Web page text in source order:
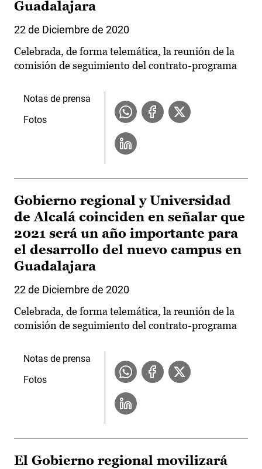
Guadalajara
22 de Diciembre de 2020
Celebrada, de forma telemática, la reunión de la
comisión de seguimiento del contrato-programa
Notas de prensa
Fotos
Gobierno regional y Universidad
de Alcalá coinciden en señalar que
2021 será un año importante para
el desarrollo del nuevo campus en
Guadalajara
22 de Diciembre de 2020
Celebrada, de forma telemática, la reunión de la
comisión de seguimiento del contrato-programa
Notas de prensa
Fotos
El Gobierno regional movilizará